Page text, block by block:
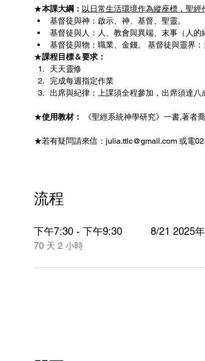
★本課大綱： 以日常生活環境作為縱座標，聖經
基督徒與神：啟示、神、基督、聖靈。
基督徒與人：人、教會與異端、末事（人的
基督徒與物：職業、金錢。 基督徒與靈界：
★課程目標＆要求：
天天靈修
完成每週指定作業
出席與紀律：上課須全程參加，出席須達
★使用教材： 《聖經系統神學研究》一書,著者
★若有疑問請來信：julia.ttlc@gmail.com 或電02-
流程
下午7:30 - 下午9:30
70 天 2 小時
8/21 2025